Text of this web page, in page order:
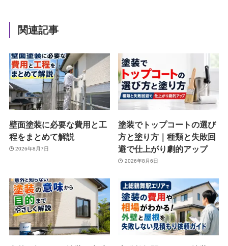
関連記事
壁面塗装に必要な費用と工
程をまとめて解説
2026年8月7日
塗装でトップコートの選び
方と塗り方｜種類と失敗回
避で仕上がり劇的アップ
2026年8月6日